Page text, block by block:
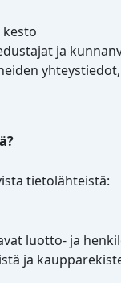
ja
tietolähteistä:
luotto- ja
ja